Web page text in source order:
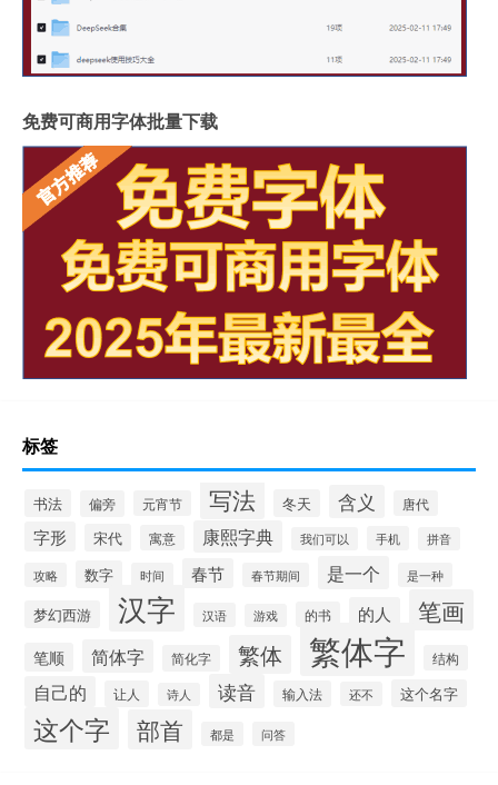
免费可商用字体批量下载
标签
书法 偏旁 元宵节 写法 冬天 含义 唐代
字形 宋代 寓意 康熙字典 我们可以 手机 拼音
攻略 数字 时间 春节 春节期间 是一个 是一种
梦幻西游 汉字 汉语 游戏 的书 的人 笔画
笔顺 简体字 简化字 繁体 繁体字 结构
自己的 让人 诗人 读音 输入法 还不 这个名字
这个字 部首 都是 问答